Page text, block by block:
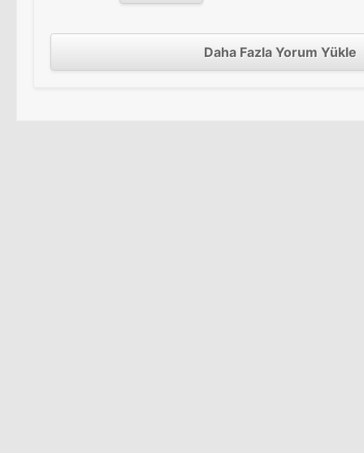
Daha Fazla Yorum Yükle